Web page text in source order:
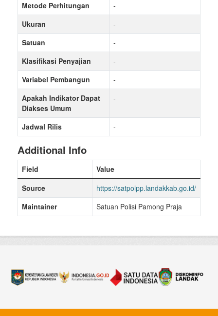
Metode Perhitungan
-
Ukuran
-
Satuan
-
Klasifikasi Penyajian
-
Variabel Pembangun
-
Apakah Indikator Dapat
Diakses Umum
-
Jadwal Rilis -
Additional Info
Field
Value
Source
https://satpolpp.landakkab.go.id/
Maintainer
Satuan Polisi Pamong Praja